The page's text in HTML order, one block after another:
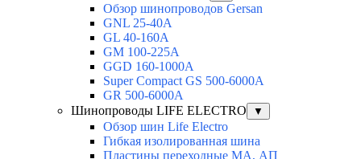
Обзор шинопроводов Gersan
GNL 25-40A
GL 40-160A
GM 100-225A
GGD 160-1000A
Super Compact GS 500-6000A
GR 500-6000A
Шинопроводы LIFE ELECTRO
▼
Обзор шин Life Electro
Гибкая изолированная шина
Пластины переходные МА, АП